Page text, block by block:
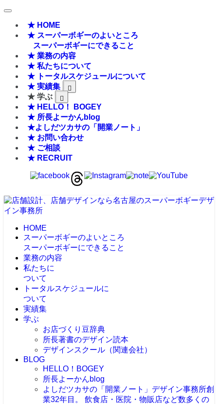
★ HOME
★ スーパーボギーのよいところ
スーパーボギーにできること
★ 業務の内容
★ 私たちについて
★ トータルスケジュールについて
★ 実績集
★ 学ぶ
★ HELLO！ BOGEY
★ 所長よーかんblog
★よしだツカサの「開業ノート」
★ お問い合わせ
★ ご相談
★ RECRUIT
HOME
スーパーボギーのよいところ
スーパーボギーにできること
業務の内容
私たちに
ついて
トータルスケジュールに
ついて
実績集
学ぶ
お店づくり豆辞典
所長著書のデザイン読本
デザインスクール（関連会社）
BLOG
HELLO！BOGEY
所長よーかんblog
よしだツカサの「開業ノート」 デザイン事務所創
業32年目。 飲食店・医院・物販店など数多くの